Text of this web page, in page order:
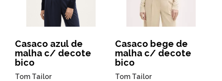
Casaco azul de
malha c/ decote
bico
Tom Tailor
Casaco bege de
malha c/ decote
bico
Tom Tailor